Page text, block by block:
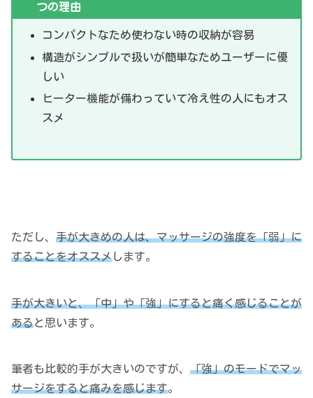
つの理由
コンパクトなため使わない時の収納が容易
構造がシンプルで扱いが簡単なためユーザーに優
しい
ヒーター機能が備わっていて冷え性の人にもオス
スメ
ただし、 手が大きめの人は、マッサージの強度を「弱」に
することをオススメします。
手が大きいと、「中」や「強」にすると痛く感じることが
あると思います。
筆者も比較的手が大きいのですが、 「強」のモードでマッ
サージをすると痛みを感じます。